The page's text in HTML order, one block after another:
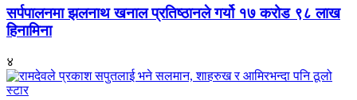
सर्पपालनमा झलनाथ खनाल प्रतिष्ठानले गर्यो १७ करोड ९८ लाख
हिनामिना
४